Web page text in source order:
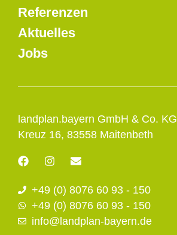
landplan.bayern GmbH & Co. KG
Kreuz 16, 83558 Maitenbeth
F
a
e
b
o
o
I
n
t
a
g
r
E
e
l
o
p
+49 (0) 8076 60 93 - 150
+49 (0) 8076 60 93 - 150
info@landplan-bayern.de
Referenzen
Aktuelles
Jobs